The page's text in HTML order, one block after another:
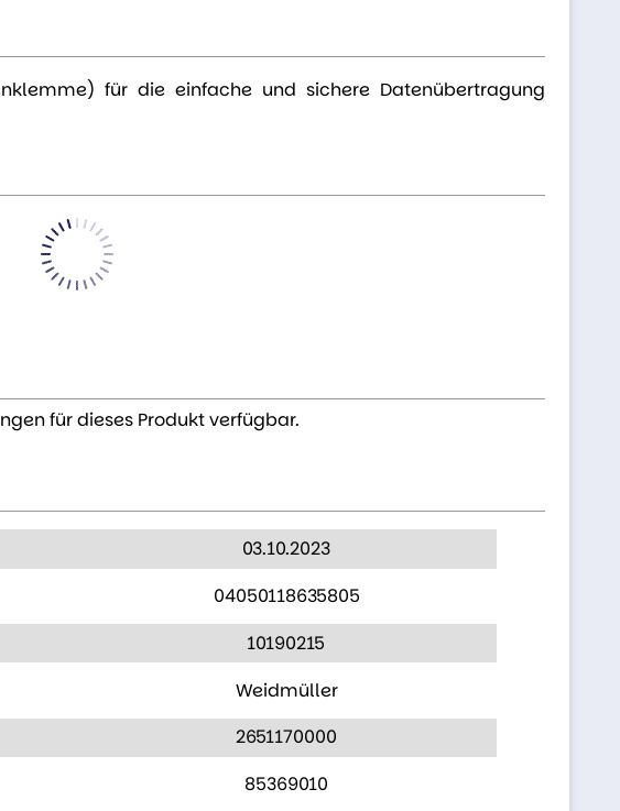
für die einfache und sichere Datenübertragung
für dieses Produkt verfügbar.
03.10.2023
04050118635805
10190215
Weidmüller
2651170000
85369010